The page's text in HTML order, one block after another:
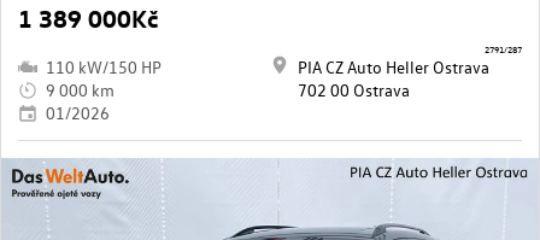
1 389 000Kč
110 kW/150 HP
9 000 km
01/2026
PIA CZ Auto Heller Ostrava
702 00 Ostrava
2791/287